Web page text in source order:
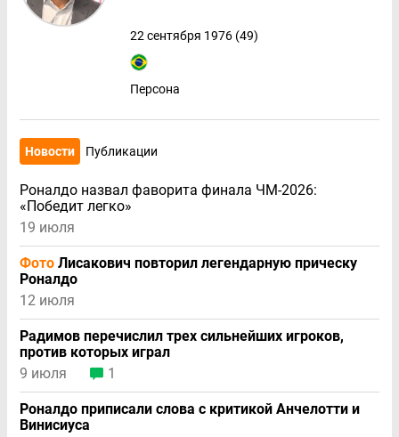
22 сентября 1976 (49)
Персона
Новости Публикации
Роналдо назвал фаворита финала ЧМ-2026:
«Победит легко»
19 июля
Фото Лисакович повторил легендарную прическу
Роналдо
12 июля
Радимов перечислил трех сильнейших игроков,
против которых играл
9 июля
1
Роналдо приписали слова с критикой Анчелотти и
Винисиуса